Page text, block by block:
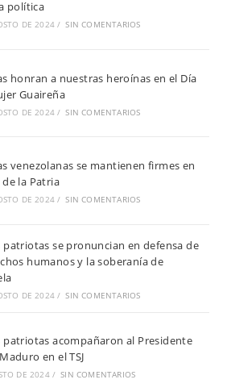
política
DE 2024 / SIN COMENTARIOS
honran a nuestras heroínas en el Día
Guaireña
DE 2024 / SIN COMENTARIOS
venezolanas se mantienen firmes en
la Patria
DE 2024 / SIN COMENTARIOS
patriotas se pronuncian en defensa de
humanos y la soberanía de
DE 2024 / SIN COMENTARIOS
patriotas acompañaron al Presidente
en el TSJ
DE 2024 / SIN COMENTARIOS